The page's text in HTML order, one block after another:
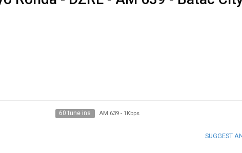
60 tune ins AM 639- 1Kbps
SUGGEST